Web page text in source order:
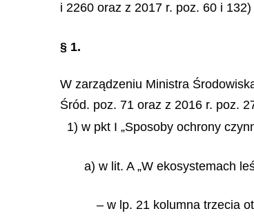
i 2260 oraz z 2017 r. poz. 60 i
§ 1.
W zarządzeniu Ministra
Śród. poz. 71 oraz z 2016 r. poz.
1) w pkt I „Sposoby ochrony
a) w lit. A „W ekosystemach
– w lp. 21 kolumna trzecia